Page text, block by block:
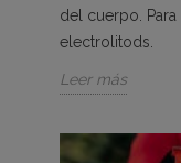
del cuerpo.
electrolitods.
Leer más